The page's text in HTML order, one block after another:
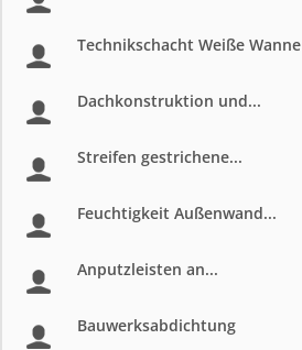
Technikschacht Weiße Wanne
Dachkonstruktion und...
Streifen gestrichene...
Feuchtigkeit Außenwand...
Anputzleisten an...
Bauwerksabdichtung